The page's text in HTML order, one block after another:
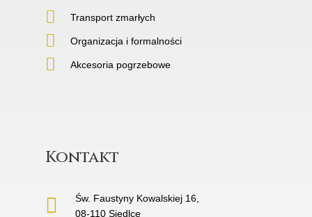
Transport zmarłych
Organizacja i formalności
Akcesoria pogrzebowe
Kontakt
Św. Faustyny Kowalskiej 16,
08-110 Siedlce